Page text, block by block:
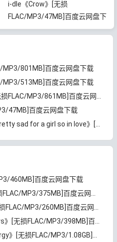
i-dle《Crow》[无损
FLAC/MP3/47MB]百度云网盘下
载
MP3/801MB]百度云网盘下载
MP3/513MB]百度云网盘下载
MP3/861MB]百度云网盘下载
47MB]百度云网盘下载
in love》[无损FLAC/MP3/745MB]百度云网盘下载
460MB]百度云网盘下载
MP3/375MB]百度云网盘下载
MP3/260MB]百度云网盘下载
FLAC/MP3/398MB]百度云网盘下载
FLAC/MP3/1.08GB]百度云网盘下载